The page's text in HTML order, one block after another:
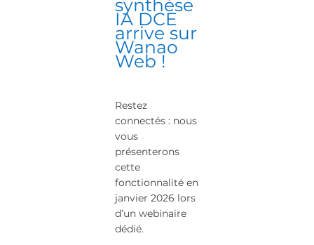
synthèse
IA DCE
arrive sur
Wanao
Web !
Restez
connectés : nous
vous
présenterons
cette
fonctionnalité en
janvier 2026 lors
d’un webinaire
dédié.